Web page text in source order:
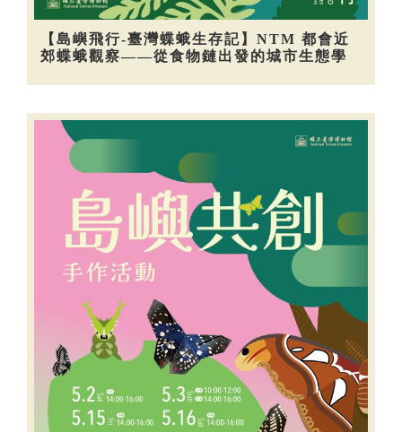
【島嶼飛行-臺灣蝶蛾生存記】NTM 都會近
郊蝶蛾觀察——從食物鏈出發的城市生態學